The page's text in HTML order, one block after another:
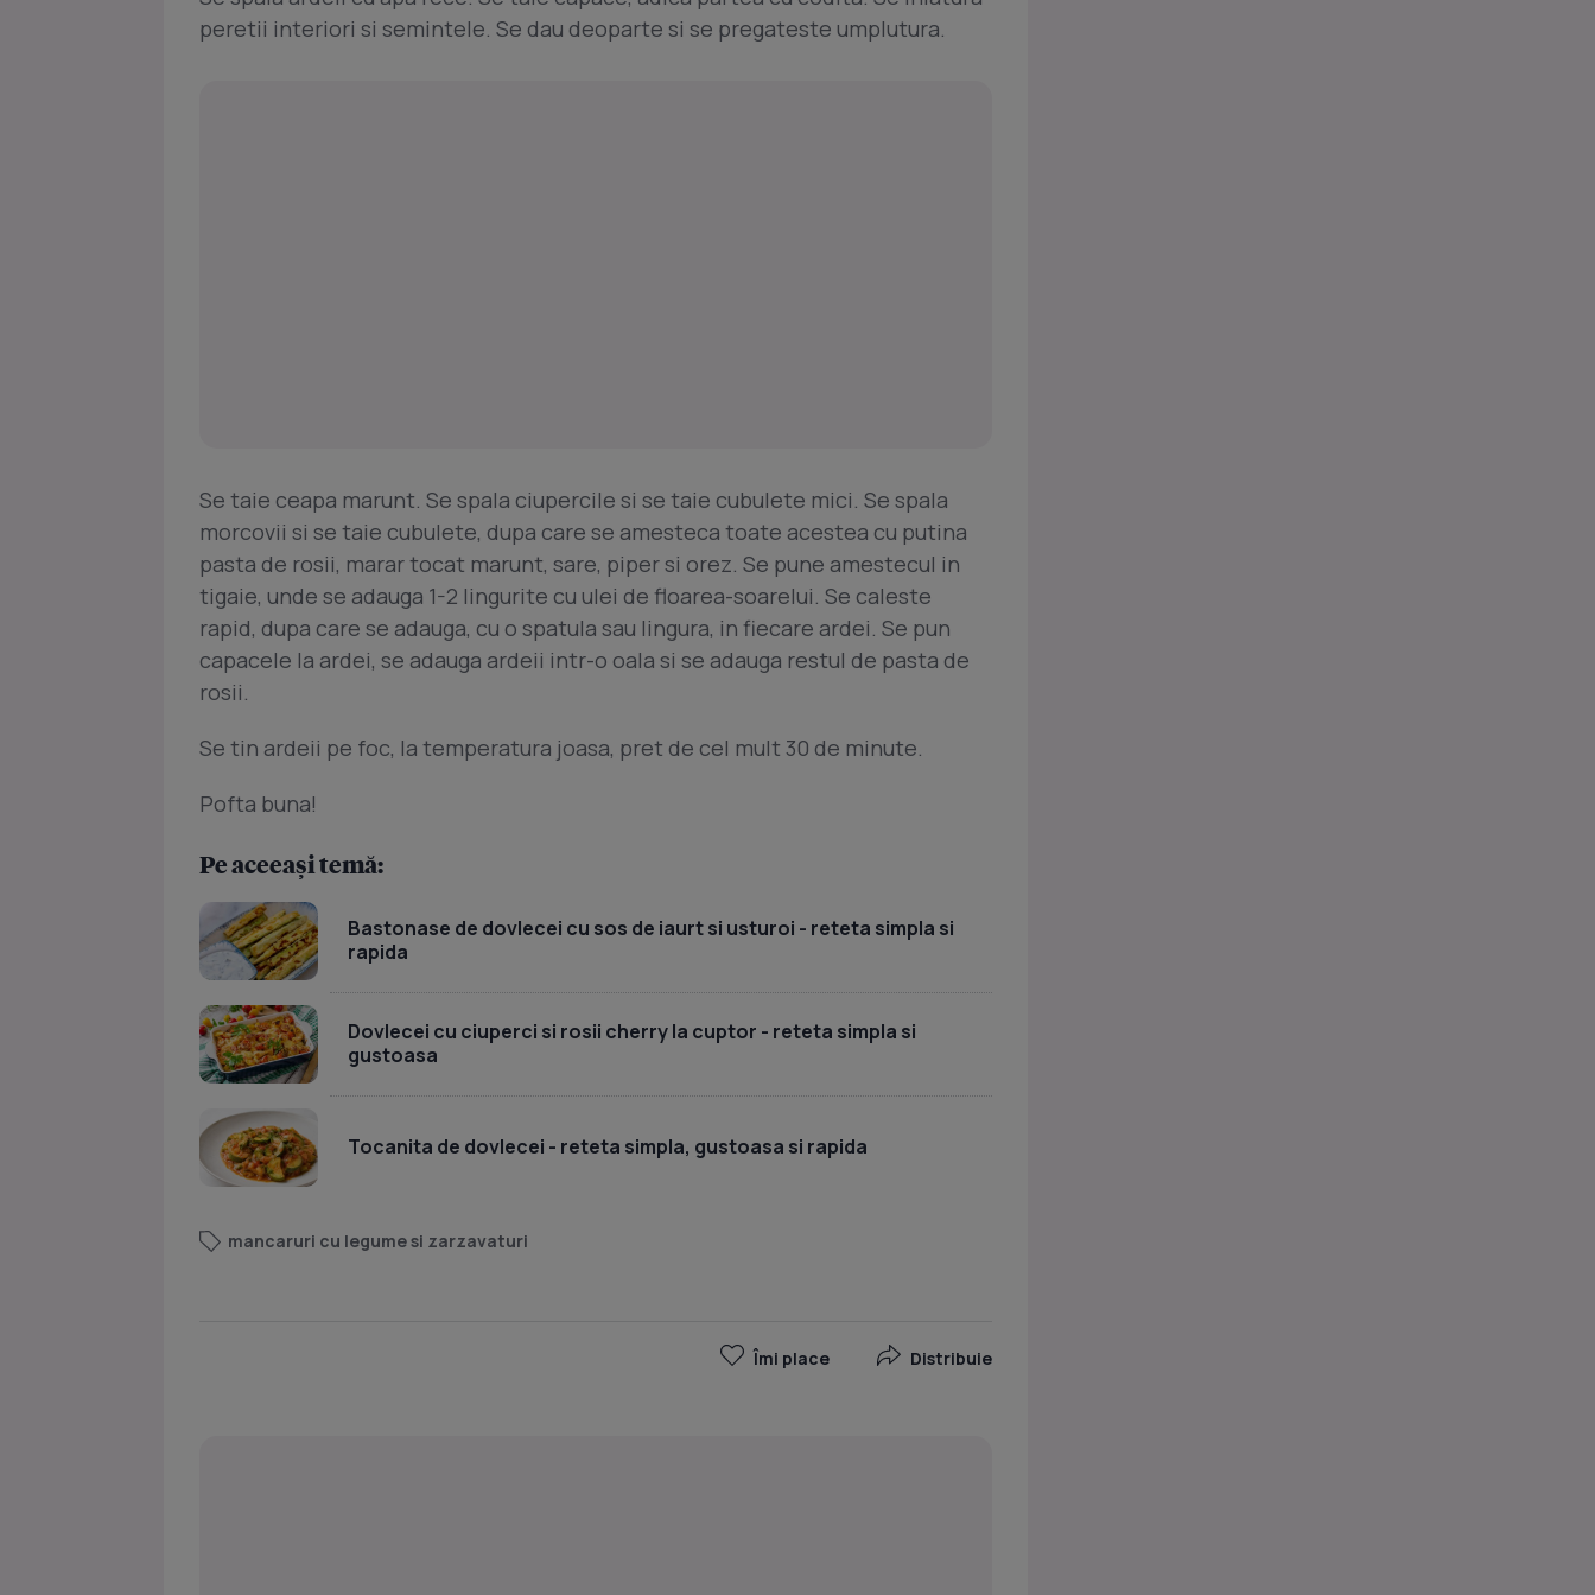
peretii interiori si semintele. Se dau deoparte si se pregateste umplutura.
Se taie ceapa marunt. Se spala ciupercile si se taie cubulete mici. Se spala
morcovii si se taie cubulete, dupa care se amesteca toate acestea cu putina
pasta de rosii, marar tocat marunt, sare, piper si orez. Se pune amestecul in
tigaie, unde se adauga 1-2 lingurite cu ulei de floarea-soarelui. Se caleste
rapid, dupa care se adauga, cu o spatula sau lingura, in fiecare ardei. Se pun
capacele la ardei, se adauga ardeii intr-o oala si se adauga restul de pasta de
rosii.
Se tin ardeii pe foc, la temperatura joasa, pret de cel mult 30 de minute.
Pofta buna!
Pe aceeași temă:
Bastonase de dovlecei cu sos de iaurt si usturoi - reteta simpla si
rapida
Dovlecei cu ciuperci si rosii cherry la cuptor - reteta simpla si
gustoasa
Tocanita de dovlecei - reteta simpla, gustoasa si rapida
mancaruri cu legume si zarzavaturi
Îmi place Distribuie